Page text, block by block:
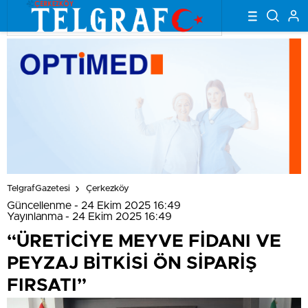
TelgrafGazetesi Çerkezköy
Güncellenme - 24 Ekim 2025 16:49
Yayınlanma - 24 Ekim 2025 16:49
“ÜRETİCİYE MEYVE FİDANI VE
PEYZAJ BİTKİSİ ÖN SİPARİŞ
FIRSATI”